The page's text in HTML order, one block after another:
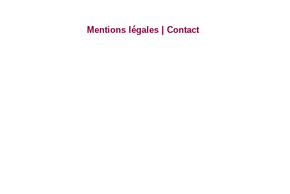
Mentions légales |Contact